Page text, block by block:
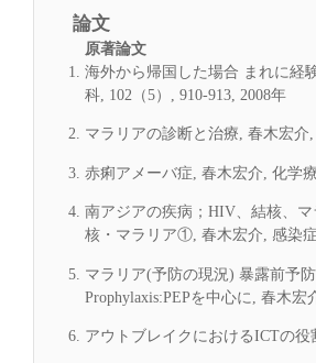
論文
原著論文
海外から帰国した場合 まれに経
科, 102（5）, 910-913, 2008年
マラリアの診断と治療, 春木宏介,
赤痢アメーバ症, 春木宏介, 化学
南アジアの疾病；HIV、結核、
核・マラリア①, 春木宏介, 感染
マラリア(予防の現況) 暴露前予防
Prophylaxis:PEPを中心に, 春木宏
アウトブレイクにおけるICTの役